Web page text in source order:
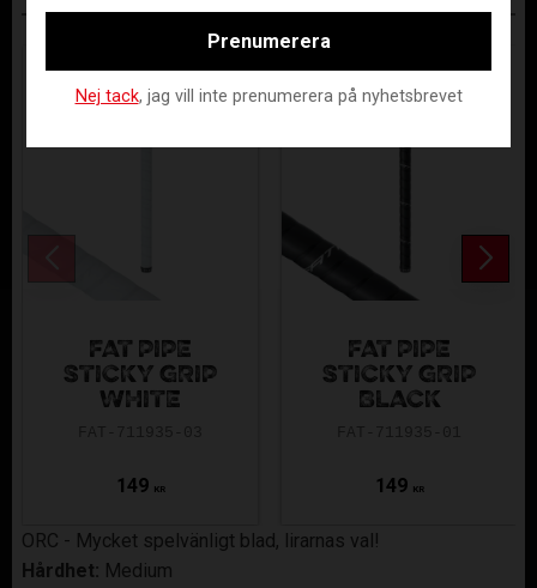
ANDRA KÖPTE ÄVEN
FAT PIPE
STICKY GRIP
WHITE
149 KR
FAT PIPE
STICKY GRIP
BLACK
149 KR
ORC - Mycket spelvänligt blad, lirarnas val!
Hårdhet: Medium
Prenumerera
Nej tack, jag vill inte prenumerera på nyhetsbrevet